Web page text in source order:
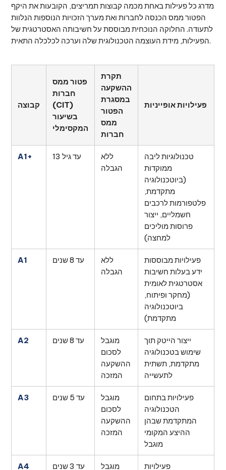
מדרג כל פעילות באחת מכמה קבוצות תמריצים, הקובעות את היקף
הפטור ממס הכנסה לחברות ואת מערך הזכויות הנוספות הנלוות
לתעודה. החלוקה הנוכחית מבוססת על חשיבותה האסטרטגית של
הפעילות, מידת העוצמה הטכנולוגית שלה וערכה לכלכלה התאית.
קבוצה
פטור ממס
חברות
(CIT)
בשיעור
המקסימלי
תקרת
ההשקעה
במסגרת
הפטור
ממס
חברות
פעילויות אופייניות
A1+ עד גיל 13
ללא
הגבלה
טכנולוגיות ליבה
ממוקדות
(ביוטכנולוגיה
מתקדמת,
פלטפורמות לרכבים
חשמליים, ייצור
פרוסות מוליכים
למחצה)
A1 עד 8 שנים
ללא
הגבלה
פעילויות מבוססות
ידע בעלות חשיבות
אסטרטגית לאומית
(מחקר ופיתוח,
ביוטכנולוגיה
מתקדמת)
A2 עד 8 שנים
מוגבל
לסכום
ההשקעה
המזכה
ייצור הייטק תוך
שימוש בטכנולוגיה
מתקדמת, תשתית
לתעשייה
A3 עד 5 שנים
מוגבל
לסכום
ההשקעה
המזכה
פעילויות בתחום
הטכנולוגיה
המתקדמת שבהן
ההיצע המקומי
מוגבל
A4 עד 3 שנים
מוגבל
פעילויות